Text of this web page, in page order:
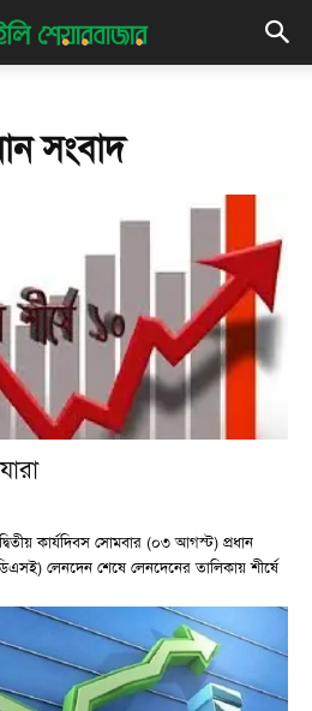
সংবাদ
কার্যদিবস সোমবার (০৩ আগস্ট) প্রধান
লেনদেন শেষে লেনদেনের তালিকায় শীর্ষে